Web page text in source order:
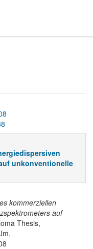
unkonventionelle
kommerziellen
auf
Thesis,